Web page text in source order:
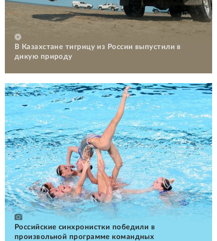
В Казахстане тигрицу из России выпустили в
дикую природу
Российские cинхронистки победили в
произвольной программе командных